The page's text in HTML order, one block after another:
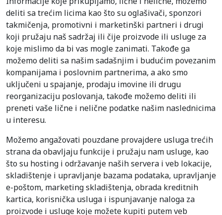
deliti sa trećim licima kao što su oglašivači, sponzori
takmičenja, promotivni i marketinški partneri i drugi
koji pružaju naš sadržaj ili čije proizvode ili usluge za
koje mislimo da bi vas mogle zanimati. Takođe ga
možemo deliti sa našim sadašnjim i budućim povezanim
kompanijama i poslovnim partnerima, a ako smo
uključeni u spajanje, prodaju imovine ili drugu
reorganizaciju poslovanja, takođe možemo deliti ili
preneti vaše lične i nelične podatke našim naslednicima
u interesu.
Možemo angažovati pouzdane provajdere usluga trećih
strana da obavljaju funkcije i pružaju nam usluge, kao
što su hosting i održavanje naših servera i veb lokacije,
skladištenje i upravljanje bazama podataka, upravljanje
e-poštom, marketing skladištenja, obrada kreditnih
kartica, korisnička usluga i ispunjavanje naloga za
proizvode i usluge koje možete kupiti putem veb